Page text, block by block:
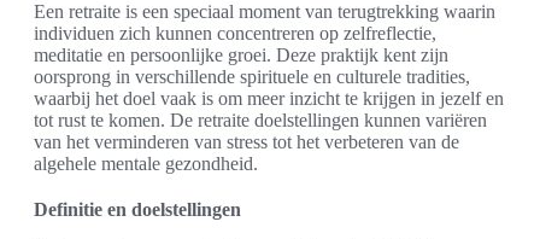
Een retraite is een speciaal moment van terugtrekking waarin
individuen zich kunnen concentreren op zelfreflectie,
meditatie en persoonlijke groei. Deze praktijk kent zijn
oorsprong in verschillende spirituele en culturele tradities,
waarbij het doel vaak is om meer inzicht te krijgen in jezelf en
tot rust te komen. De retraite doelstellingen kunnen variëren
van het verminderen van stress tot het verbeteren van de
algehele mentale gezondheid.
Definitie en doelstellingen